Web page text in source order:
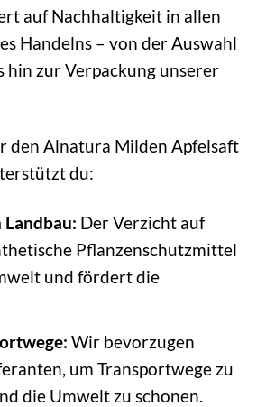
auf Nachhaltigkeit in allen
Handelns – von der Auswahl
hin zur Verpackung unserer
den Alnatura Milden Apfelsaft
du:
Landbau: Der Verzicht auf
Pflanzenschutzmittel
und fördert die
Wir bevorzugen
um Transportwege zu
die Umwelt zu schonen.